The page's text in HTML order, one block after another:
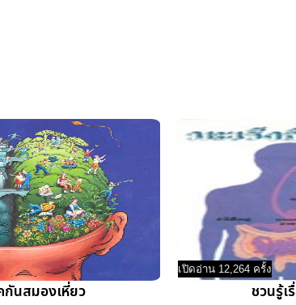
กันสมองเหี่ยว
เปิดอ่าน 12,264 ครั้ง
ชวนรู้เ